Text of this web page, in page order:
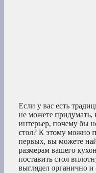
Если у вас есть
не можете придумать,
интерьер, почему бы
стол? К этому можно
первых, вы можете
размерам вашего
поставить стол
выглядел органично и